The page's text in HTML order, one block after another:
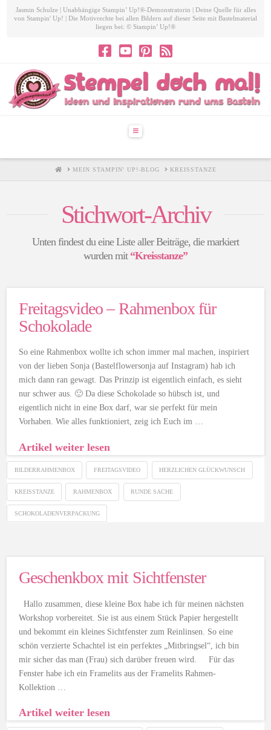
Jasmin Schulze | Unabhängige Stampin’ Up!®-Demonstratorin | Deine Quelle für alles
von Stampin' Up! | Die Motivrechte bei allen Bildern auf dieser Seite mit Bastelmaterial
liegen bei: © Stampin’ Up!®
Navigation
HOMEMEIN STAMPIN' UP!-BLOG KREISSTANZE
Stichwort-Archiv
Unten findest du eine Liste aller Beiträge, die markiert
wurden mit “Kreisstanze”
Freitagsvideo – Rahmenbox für
Schokolade
So eine Rahmenbox wollte ich schon immer mal machen, inspiriert
von der lieben Sonja (Bastelflowersonja auf Instagram) hab ich
mich dann ran gewagt. Das Prinzip ist eigentlich einfach, es sieht
nur schwer aus. 🙂 Da diese Schokolade so hübsch ist, und
eigentlich nicht in eine Box darf, war sie perfekt für mein
Vorhaben. Wie alles funktioniert, zeig ich Euch im …
Artikel weiter lesen
BILDERRAHMENBOX FREITAGSVIDEO HERZLICHEN GLÜCKWUNSCH
KREISSTANZE RAHMENBOX RUNDE SACHE
SCHOKOLADENVERPACKUNG
Geschenkbox mit Sichtfenster
Hallo zusammen, diese kleine Box habe ich für meinen nächsten
Workshop vorbereitet. Sie ist aus einem Stück Papier hergestellt
und bekommt ein kleines Sichtfenster zum Reinlinsen. So eine
schön verzierte Schachtel ist ein perfektes „Mitbringsel“, ich bin
mir sicher das man (Frau) sich darüber freuen wird. Für das
Fenster habe ich ein Framelits aus der Framelits Rahmen-
Kollektion …
Artikel weiter lesen